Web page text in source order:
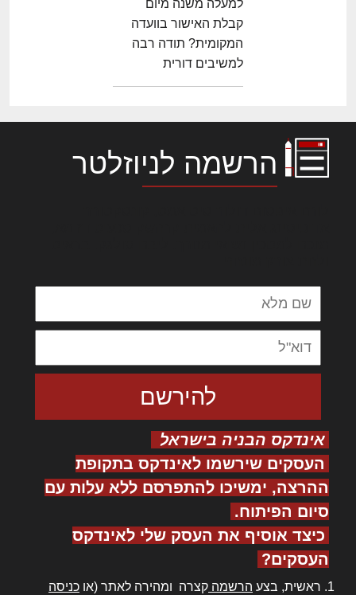
למעלה משנה מיום
קבלת האישור בוועדה
המקומית? תודה רבה
למשיבים דורית
הרשמה לניוזלטר
אינדקס הבניה בישראל
העסקים שירשמו לאינדקס בתקופת
ההרצה, ימשיכו להתפרסם ללא עלות עם
סיום הפיתוח.
כיצד אוסיף את העסק שלי לאינדקס
העסקים?
ראשית, בצע הרשמה קצרה ומהירה לאתר (או כניסה